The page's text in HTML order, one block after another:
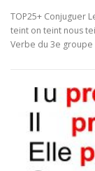
TOP25+ Conjuguer
teint on teint nous
Verbe du 3e groupe